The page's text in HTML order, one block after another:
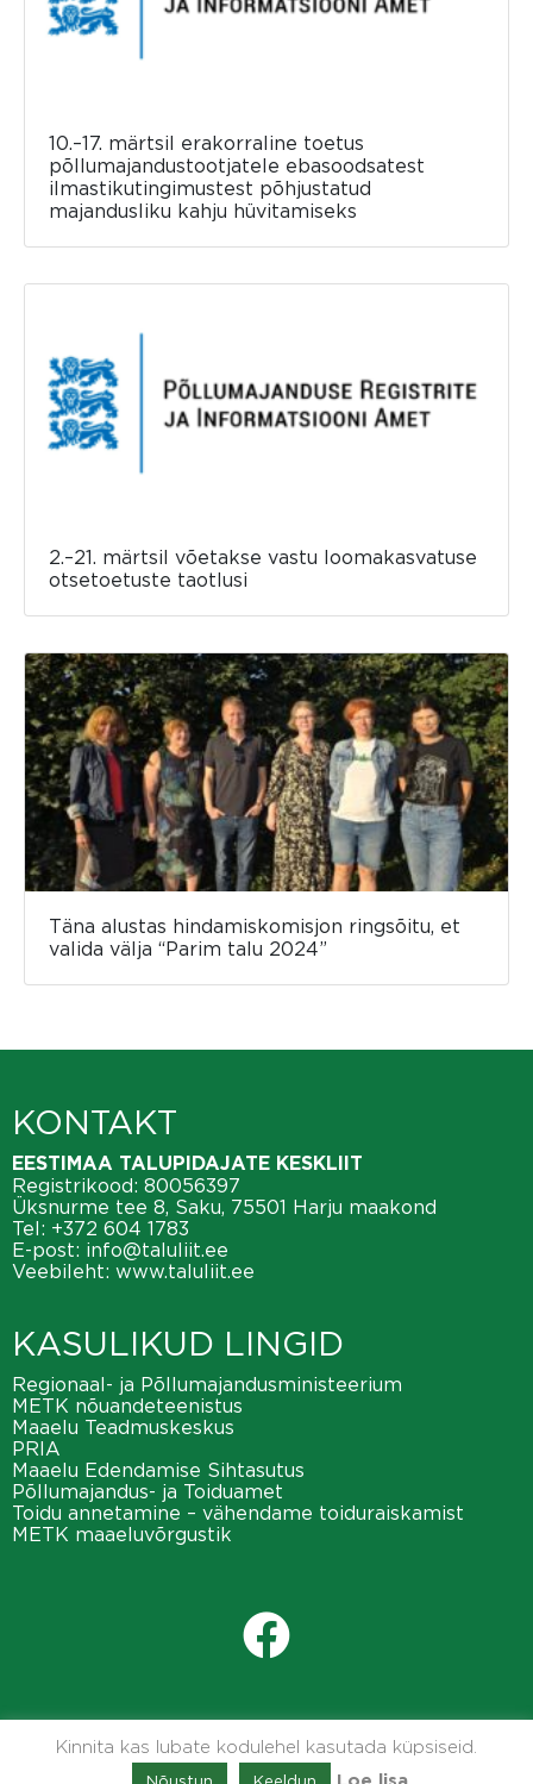
10.–17. märtsil erakorraline toetus
põllumajandustootjatele ebasoodsatest
ilmastikutingimustest põhjustatud
majandusliku kahju hüvitamiseks
2.–21. märtsil võetakse vastu loomakasvatuse
otsetoetuste taotlusi
Täna alustas hindamiskomisjon ringsõitu, et
valida välja “Parim talu 2024”
KONTAKT
EESTIMAA TALUPIDAJATE KESKLIIT
Registrikood: 80056397
Üksnurme tee 8, Saku, 75501 Harju maakond
Tel: +372 604 1783
E-post: info@taluliit.ee
Veebileht: www.taluliit.ee
KASULIKUD LINGID
Regionaal- ja Põllumajandusministeerium
METK nõuandeteenistus
Maaelu Teadmuskeskus
PRIA
Maaelu Edendamise Sihtasutus
Põllumajandus- ja Toiduamet
Toidu annetamine – vähendame toiduraiskamist
METK maaeluvõrgustik
Kinnita kas lubate kodulehel kasutada küpsiseid.
Nõustun Keeldun